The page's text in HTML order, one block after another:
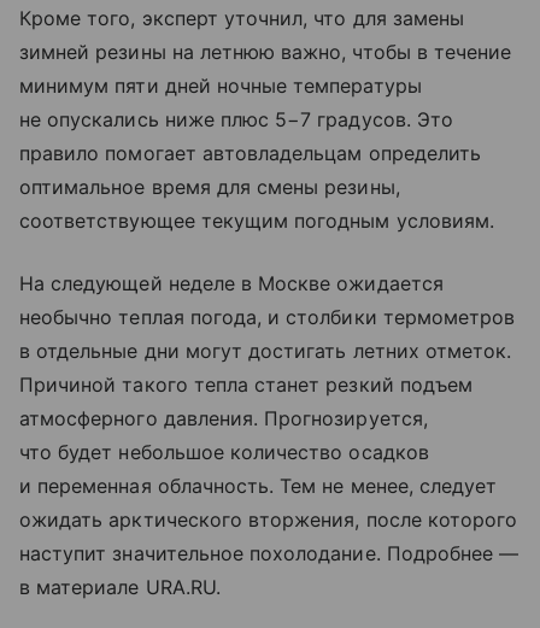
Кроме того, эксперт уточнил, что для замены
зимней резины на летнюю важно, чтобы в течение
минимум пяти дней ночные температуры
не опускались ниже плюс 5−7 градусов. Это
правило помогает автовладельцам определить
оптимальное время для смены резины,
соответствующее текущим погодным условиям.
На следующей неделе в Москве ожидается
необычно теплая погода, и столбики термометров
в отдельные дни могут достигать летних отметок.
Причиной такого тепла станет резкий подъем
атмосферного давления. Прогнозируется,
что будет небольшое количество осадков
и переменная облачность. Тем не менее, следует
ожидать арктического вторжения, после которого
наступит значительное похолодание. Подробнее —
в материале URA.RU.